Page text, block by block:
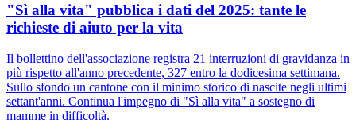
"Sì alla vita" pubblica i dati del 2025: tante le
richieste di aiuto per la vita
Il bollettino dell'associazione registra 21 interruzioni di gravidanza in
più rispetto all'anno precedente, 327 entro la dodicesima settimana.
Sullo sfondo un cantone con il minimo storico di nascite negli ultimi
settant'anni. Continua l'impegno di "Sì alla vita" a sostegno di
mamme in difficoltà.